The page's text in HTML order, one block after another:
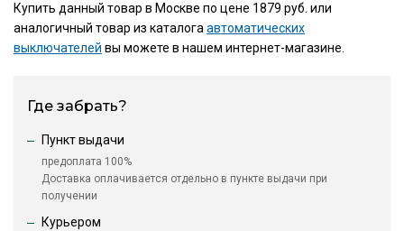
Купить данный товар в Москве по цене 1879 руб. или
аналогичный товар из каталогаавтоматических
выключателей вы можете в нашем интернет-магазине.
Где забрать?
Пункт выдачи
предоплата 100%
Доставка оплачивается отдельно в пункте выдачи при
получении
Курьером